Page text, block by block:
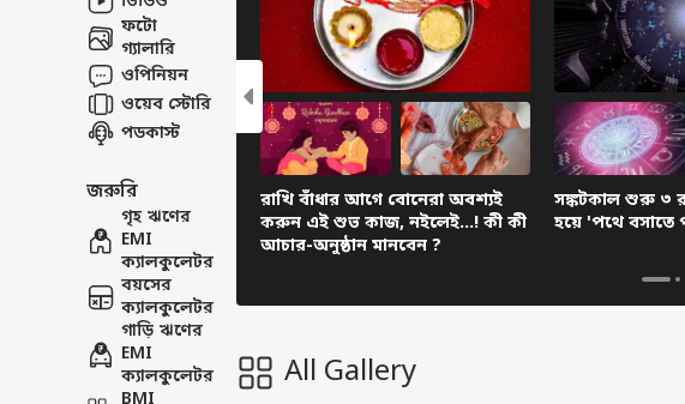
ফটো
গ্যালারি
ওপিনিয়ন
ওয়েব স্টোরি
পডকাস্ট
জরুরি
গৃহ ঋণের
EMI
ক্যালকুলেটর
বয়সের
ক্যালকুলেটর
গাড়ি ঋণের
EMI
ক্যালকুলেটর
রাখি বাঁধার আগে বোনেরা অবশ্যই
করুন এই শুভ কাজ, নইলেই...! কী কী
আচার-অনুষ্ঠান মানবেন ?
সঙ্কটকাল শুরু ৩
হয়ে 'পথে বসাতে
All Gallery